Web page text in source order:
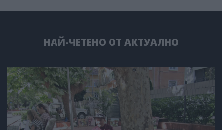
НАЙ-ЧЕТЕНО ОТ АКТУАЛНО